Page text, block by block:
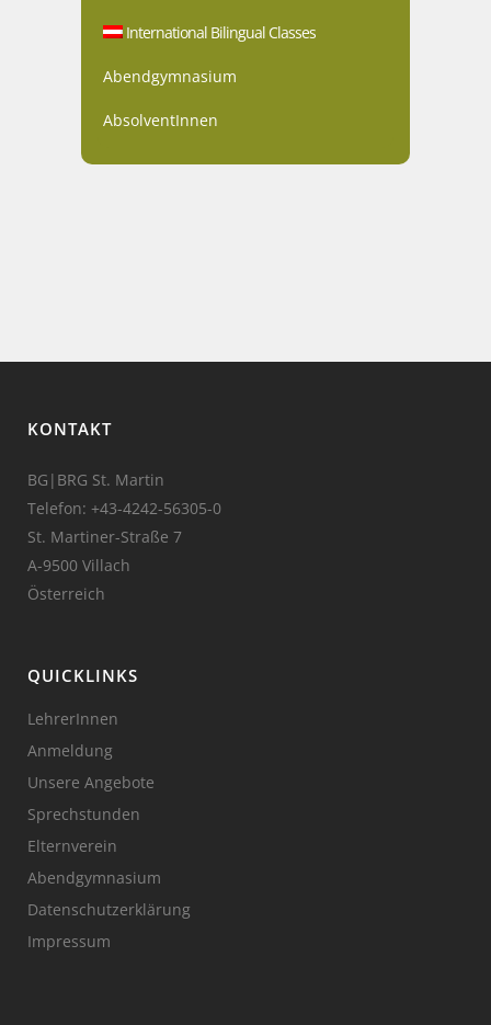
International Bilingual Classes
Abendgymnasium
AbsolventInnen
KONTAKT
BG|BRG St. Martin
Telefon: +43-4242-56305-0
St. Martiner-Straße 7
A-9500 Villach
Österreich
QUICKLINKS
LehrerInnen
Anmeldung
Unsere Angebote
Sprechstunden
Elternverein
Abendgymnasium
Datenschutzerklärung
Impressum